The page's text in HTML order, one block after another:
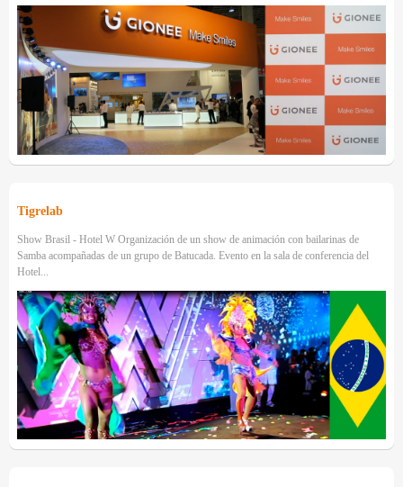
Tigrelab
Show Brasil - Hotel W Organización de un show de animación con bailarinas de
Samba acompañadas de un grupo de Batucada. Evento en la sala de conferencia del
Hotel...